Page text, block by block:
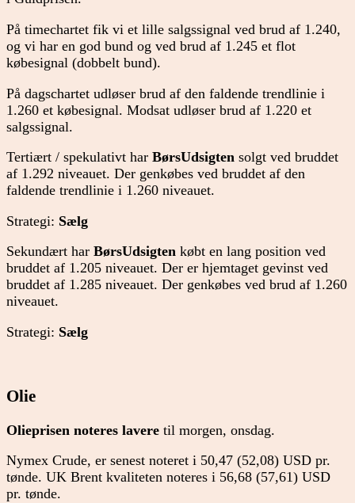
På timechartet fik vi et lille salgssignal ved brud af 1.240,
og vi har en god bund og ved brud af 1.245 et flot
købesignal (dobbelt bund).
På dagschartet udløser brud af den faldende trendlinie i
1.260 et købesignal. Modsat udløser brud af 1.220 et
salgssignal.
Tertiært / spekulativt har BørsUdsigten solgt ved bruddet
af 1.292 niveauet. Der genkøbes ved bruddet af den
faldende trendlinie i 1.260 niveauet.
Strategi: Sælg
Sekundært har BørsUdsigten købt en lang position ved
bruddet af 1.205 niveauet. Der er hjemtaget gevinst ved
bruddet af 1.285 niveauet. Der genkøbes ved brud af 1.260
niveauet.
Strategi: Sælg
Olie
Olieprisen noteres lavere til morgen, onsdag.
Nymex Crude, er senest noteret i 50,47 (52,08) USD pr.
tønde. UK Brent kvaliteten noteres i 56,68 (57,61) USD
pr. tønde.